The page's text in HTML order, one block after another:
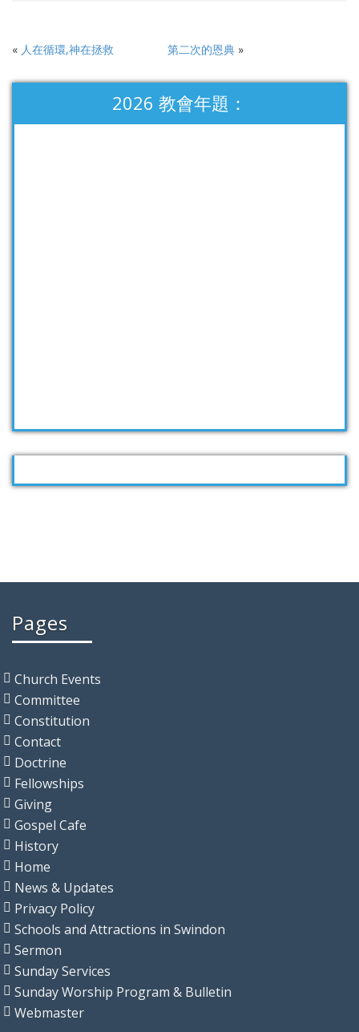
« 人在循環,神在拯救 第二次的恩典»
2026 教會年題：
Pages
Church Events
Committee
Constitution
Contact
Doctrine
Fellowships
Giving
Gospel Cafe
History
Home
News & Updates
Privacy Policy
Schools and Attractions in Swindon
Sermon
Sunday Services
Sunday Worship Program & Bulletin
Webmaster